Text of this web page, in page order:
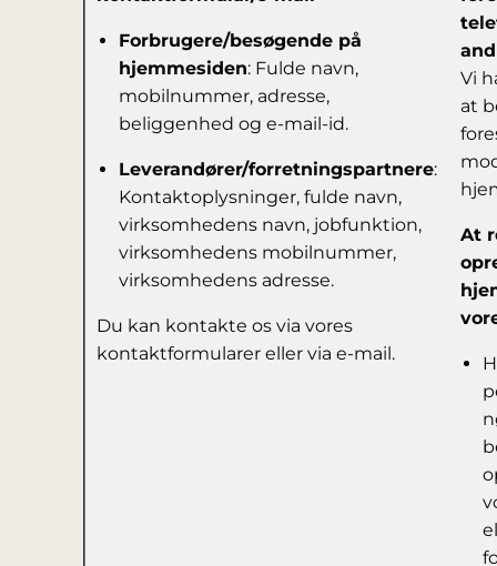
Forbrugere/besøgende på
hjemmesiden: Fulde navn,
mobilnummer, adresse,
beliggenhed og e-mail-id.
Leverandører/forretningspartnere:
Kontaktoplysninger, fulde navn,
virksomhedens navn, jobfunktion,
virksomhedens mobilnummer,
virksomhedens adresse.
Du kan kontakte os via vores
kontaktformularer eller via e-mail.
Vi
at
At